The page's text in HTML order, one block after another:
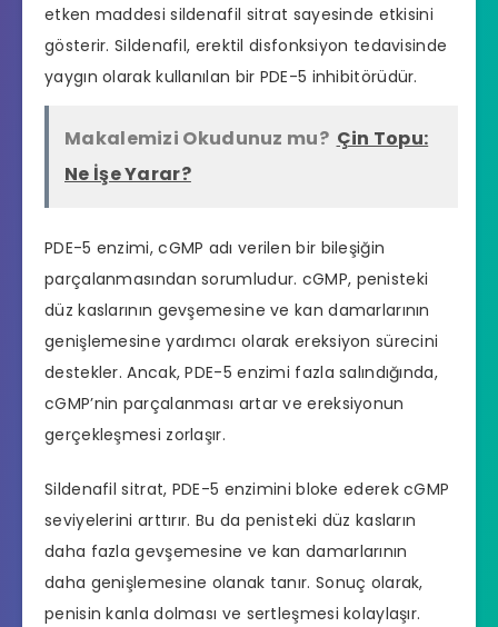
etken maddesi sildenafil sitrat sayesinde etkisini
gösterir. Sildenafil, erektil disfonksiyon tedavisinde
yaygın olarak kullanılan bir PDE-5 inhibitörüdür.
Makalemizi Okudunuz mu? Çin Topu:
Ne İşe Yarar?
PDE-5 enzimi, cGMP adı verilen bir bileşiğin
parçalanmasından sorumludur. cGMP, penisteki
düz kaslarının gevşemesine ve kan damarlarının
genişlemesine yardımcı olarak ereksiyon sürecini
destekler. Ancak, PDE-5 enzimi fazla salındığında,
cGMP’nin parçalanması artar ve ereksiyonun
gerçekleşmesi zorlaşır.
Sildenafil sitrat, PDE-5 enzimini bloke ederek cGMP
seviyelerini arttırır. Bu da penisteki düz kasların
daha fazla gevşemesine ve kan damarlarının
daha genişlemesine olanak tanır. Sonuç olarak,
penisin kanla dolması ve sertleşmesi kolaylaşır.